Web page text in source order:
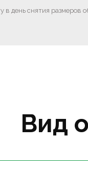
день снятия размеров
Вид